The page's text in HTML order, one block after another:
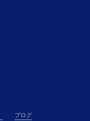
ブログ